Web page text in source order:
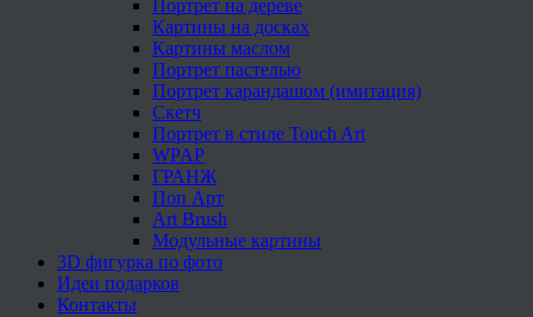
Портрет на дереве
Картины на досках
Картины маслом
Портрет пастелью
Портрет карандашом (имитация)
Скетч
Портрет в стиле Touch Art
WPAP
ГРАНЖ
Поп Арт
Art Brush
Модульные картины
3D фигурка по фото
Идеи подарков
Контакты